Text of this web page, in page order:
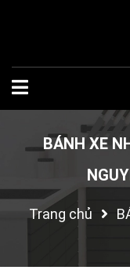
BÁNH XE
Trang chủ